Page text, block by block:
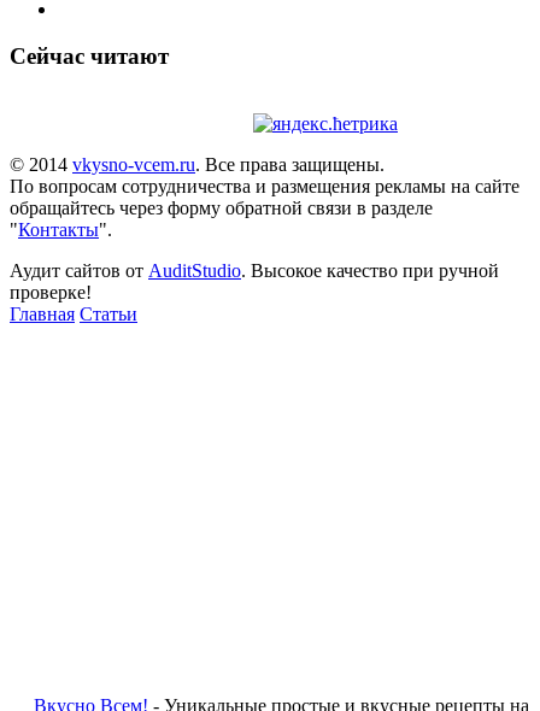
Сейчас читают
© 2014 vkysno-vcem.ru. Все права защищены.
По вопросам сотрудничества и размещения рекламы на сайте
обращайтесь через форму обратной связи в разделе
"Контакты".
Аудит сайтов от AuditStudio. Высокое качество при ручной
проверке!
Главная Статьи
Вкусно Всем! - Уникальные простые и вкусные рецепты на